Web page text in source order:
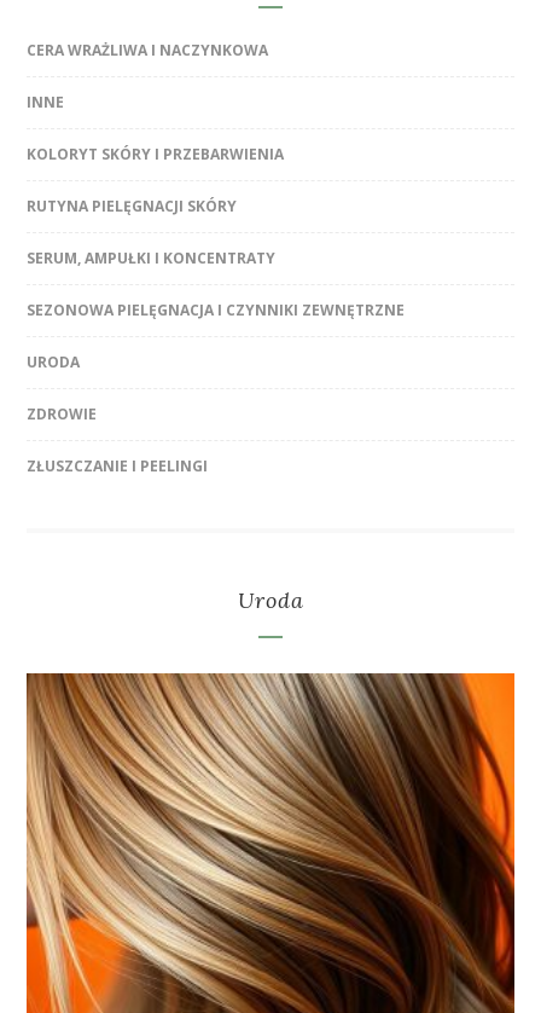
CERA WRAŻLIWA I NACZYNKOWA
INNE
KOLORYT SKÓRY I PRZEBARWIENIA
RUTYNA PIELĘGNACJI SKÓRY
SERUM, AMPUŁKI I KONCENTRATY
SEZONOWA PIELĘGNACJA I CZYNNIKI ZEWNĘTRZNE
URODA
ZDROWIE
ZŁUSZCZANIE I PEELINGI
Uroda